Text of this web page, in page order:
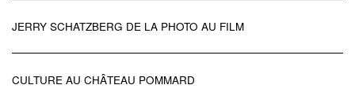
JERRY SCHATZBERG DE LA PHOTO AU FILM
CULTURE AU CHÂTEAU POMMARD